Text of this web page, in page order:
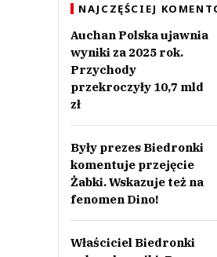
NAJCZĘŚCIEJ
Auchan Polska ujawnia
wyniki za 2025 rok.
Przychody
przekroczyły 10,7 mld
zł
Były prezes Biedronki
komentuje przejęcie
Żabki. Wskazuje też na
fenomen Dino!
Właściciel Biedronki